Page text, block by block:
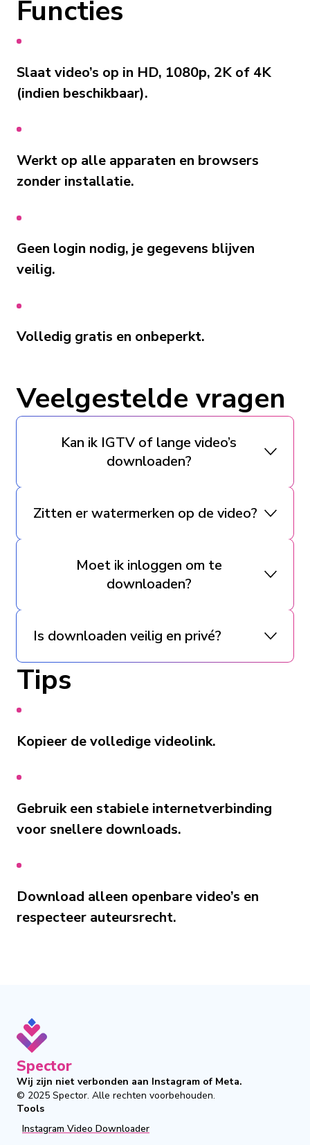
Functies
Slaat video’s op in HD, 1080p, 2K of 4K
(indien beschikbaar).
Werkt op alle apparaten en browsers
zonder installatie.
Geen login nodig, je gegevens blijven
veilig.
Volledig gratis en onbeperkt.
Veelgestelde vragen
Kan ik IGTV of lange video’s
downloaden?
Zitten er watermerken op de video?
Moet ik inloggen om te
downloaden?
Is downloaden veilig en privé?
Tips
Kopieer de volledige videolink.
Gebruik een stabiele internetverbinding
voor snellere downloads.
Download alleen openbare video’s en
respecteer auteursrecht.
Spector
Wij zijn niet verbonden aan Instagram of Meta.
© 2025 Spector. Alle rechten voorbehouden.
Tools
Instagram Video Downloader